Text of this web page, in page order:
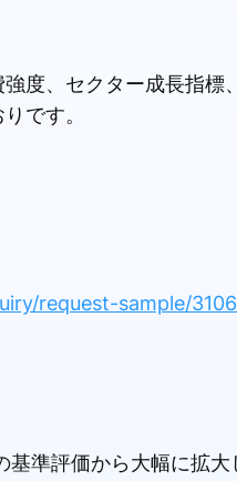
度、セクター成長指
です。
request-sample/
準評価から大幅に拡